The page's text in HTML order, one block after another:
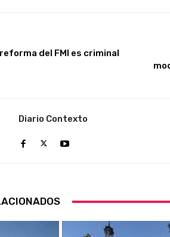
del FMI es criminal
Diario Contexto